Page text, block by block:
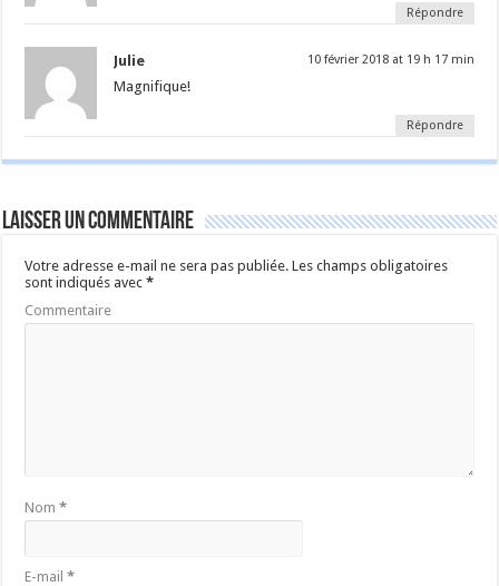
Répondre
Julie 10 février 2018 at 19 h 17 min
Magnifique!
Répondre
Laisser un commentaire
Votre adresse e-mail ne sera pas publiée. Les champs obligatoires
sont indiqués avec*
Commentaire
Nom*
E-mail*